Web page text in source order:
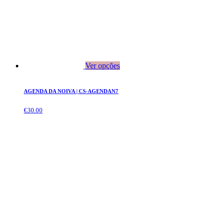
Ver opções
AGENDA DA NOIVA | CS-AGENDAN7
€30.00